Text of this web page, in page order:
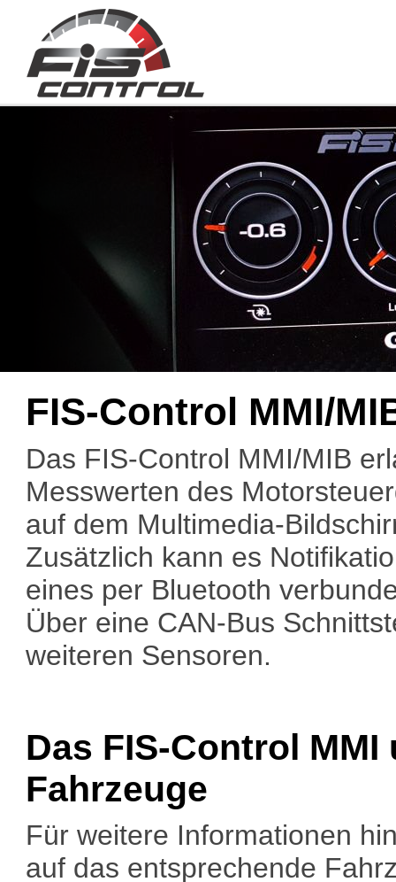
FIS-Control MMI/
Das FIS-Control MMI/MIB
Messwerten des
auf dem Multimedia-
Zusätzlich kann es
eines per Bluetooth
Über eine CAN-Bus
weiteren Sensoren.
Das FIS-Control
Fahrzeuge
Für weitere Informationen
auf das entsprechende